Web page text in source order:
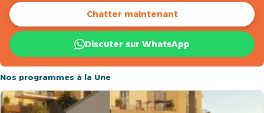
Chatter maintenant
Discuter sur WhatsApp
Nos programmes à la Une